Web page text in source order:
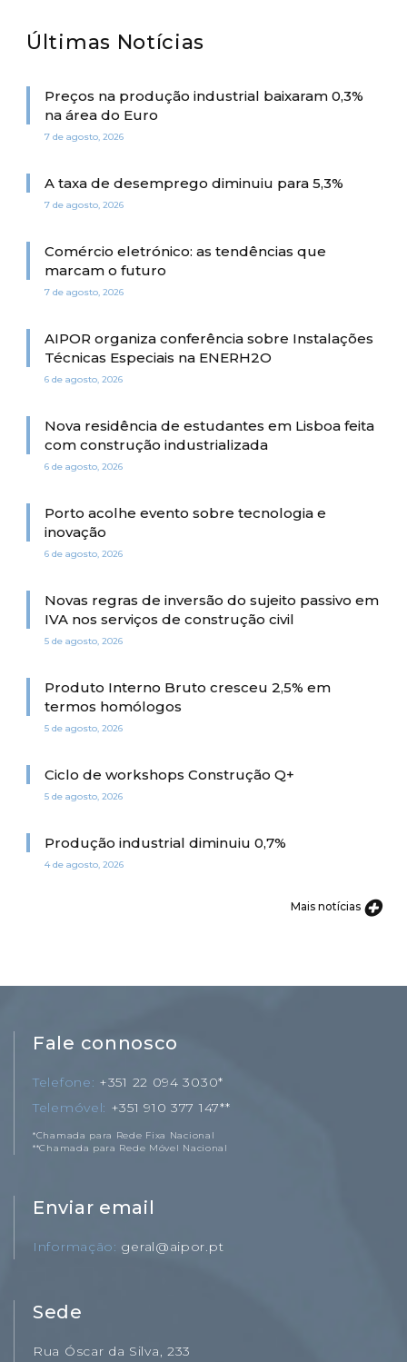
Últimas Notícias
Preços na produção industrial baixaram 0,3%
na área do Euro
7 de agosto, 2026
A taxa de desemprego diminuiu para 5,3%
7 de agosto, 2026
Comércio eletrónico: as tendências que
marcam o futuro
7 de agosto, 2026
AIPOR organiza conferência sobre Instalações
Técnicas Especiais na ENERH2O
6 de agosto, 2026
Nova residência de estudantes em Lisboa feita
com construção industrializada
6 de agosto, 2026
Porto acolhe evento sobre tecnologia e
inovação
6 de agosto, 2026
Novas regras de inversão do sujeito passivo em
IVA nos serviços de construção civil
5 de agosto, 2026
Produto Interno Bruto cresceu 2,5% em
termos homólogos
5 de agosto, 2026
Ciclo de workshops Construção Q+
5 de agosto, 2026
Produção industrial diminuiu 0,7%
4 de agosto, 2026
Mais notícias
Fale connosco
Telefone
+351 22 094 3030*
Telemóvel
+351 910 377 147**
*Chamada para Rede Fixa Nacional
**Chamada para Rede Móvel Nacional
Enviar email
Informação geral@aipor.pt
Sede
Rua Óscar da Silva, 233